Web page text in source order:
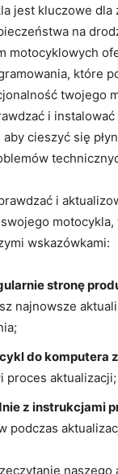
jest ‌kluczowe dla
na⁣
motocyklowych
które⁤
twojego
i⁢ instalować
cieszyć‌ się
​i
wskazówkami:
stronę
najnowsze
do komputera
proces ‌aktualizacji;
z instrukcjami
podczas⁢
naszego